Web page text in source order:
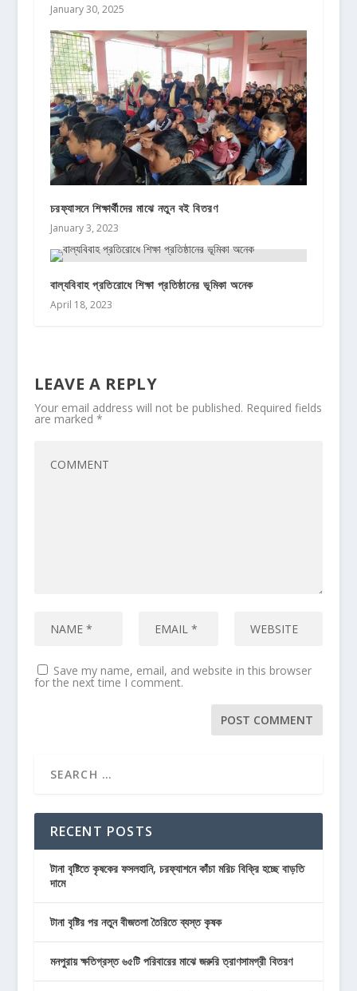
January 30, 2025
চরফ্যাসনে শিক্ষার্থীদের মাঝে নতুন বই বিতরণ
January 3, 2023
বাল্যবিবাহ প্রতিরোধে শিক্ষা প্রতিষ্ঠানের ভূমিকা অনেক
April 18, 2023
LEAVE A REPLY
Your email address will not be published. Required fields
are marked *
Save my name, email, and website in this browser
for the next time I comment.
RECENT POSTS
টানা বৃষ্টিতে কৃষকের ফসলহানি, চরফ্যাশনে কাঁচা মরিচ বিক্রি হচ্ছে বাড়তি
দামে
টানা বৃষ্টির পর নতুন বীজতলা তৈরিতে ব্যস্ত কৃষক
মনপুরায় ক্ষতিগ্রস্ত ৬৫টি পরিবারের মাঝে জরুরি ত্রাণসামগ্রী বিতরণ